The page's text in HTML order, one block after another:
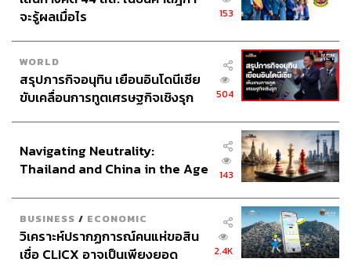
จะรู้ผลเมื่อไร
153
WORLD
สรุปภารกิจอนุทิน เยือนอินโดนีเซีย
ขับเคลื่อนการทูตเศรษฐกิจเชิงรุก
504
Navigating Neutrality:
Thailand and China in the Age
143
BUSINESS / ECONOMIC
วิเคราะห์ปรากฏการณ์คนแห่ขอสิน
เชื่อ CLICX อาจเป็นเพียงยอด
2.4K